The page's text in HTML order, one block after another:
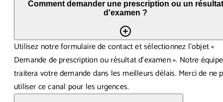
Comment demander une prescription ou un résultat
d'examen ?
Utilisez notre formulaire de contact et sélectionnez l'objet «
Demande de prescription ou résultat d'examen ». Notre équipe
traitera votre demande dans les meilleurs délais. Merci de ne
utiliser ce canal pour les urgences.